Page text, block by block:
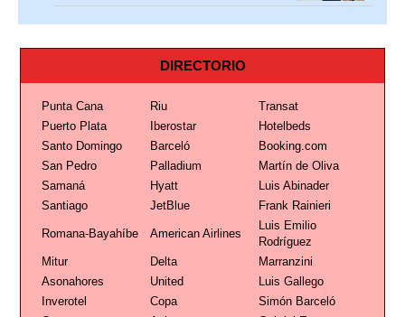
DIRECTORIO
Punta Cana Riu
Transat
Puerto Plata
Iberostar
Hotelbeds
Santo Domingo
Barceló
Booking.com
San Pedro
Palladium
Martín de Oliva
Samaná
Hyatt
Luis Abinader
Santiago
JetBlue Frank Rainieri
Romana-Bayahíbe American Airlines
Luis Emilio
Rodríguez
Mitur
Delta
Marranzini
Asonahores
United
Luis Gallego
Inverotel
Copa
Simón Barceló